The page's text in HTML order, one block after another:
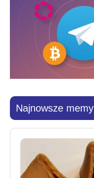
Najnowsze memy